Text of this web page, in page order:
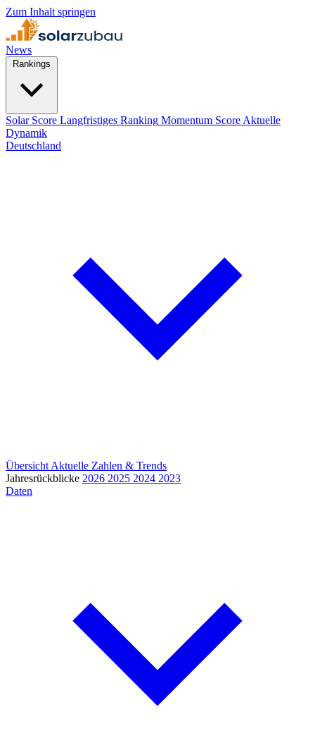
Zum Inhalt springen
News
Solar Score Langfristiges Ranking Momentum Score Aktuelle
Dynamik
Deutschland
Übersicht Aktuelle Zahlen & Trends
Jahresrückblicke 2026 2025 2024 2023
Daten